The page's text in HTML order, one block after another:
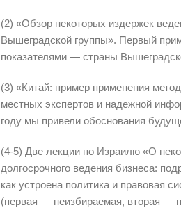
(2) «Обзор некоторых издержек
Вышеградской группы». Первый
показателями — страны
(3) «Китай: пример применения
местных экспертов и надежной
году мы привели обоснования
(4-5) Две лекции по Израилю «О
долгосрочного ведения бизнеса:
как устроена политика и правовая
(первая — неизбираемая, вторая —